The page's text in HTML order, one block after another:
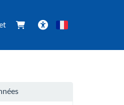
Français